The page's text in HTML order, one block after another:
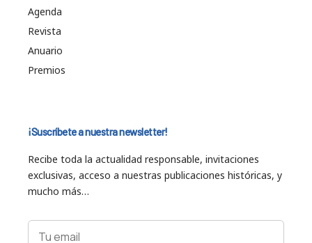
Agenda
Revista
Anuario
Premios
¡Suscríbete a nuestra newsletter!
Recibe toda la actualidad responsable, invitaciones
exclusivas, acceso a nuestras publicaciones históricas, y
mucho más…